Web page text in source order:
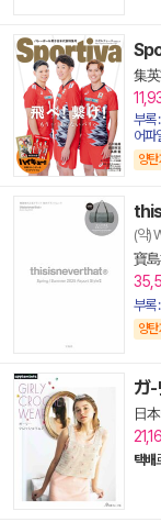
集
부록
어파
양
(약)
寶
부록
양
ガ-
日
택배